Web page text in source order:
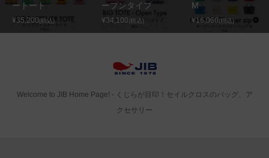
ートート
¥35,200(税込)
ープンタイプ
¥34,100(税込)
M
¥16,060(税込)
Welcome to JIB Home Page! ‐ くじらが目印！セイルクロスのバッグ、ア
クセサリー